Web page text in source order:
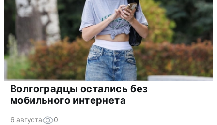
Волгоградцы остались без
мобильного интернета
6 августа 0